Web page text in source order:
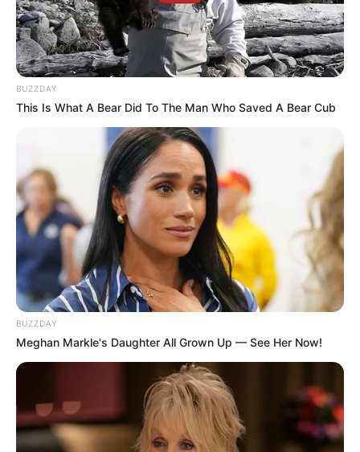
BUZZDAY
This Is What A Bear Did To The Man Who Saved A Bear Cub
BUZZDAY
Meghan Markle's Daughter All Grown Up — See Her Now!